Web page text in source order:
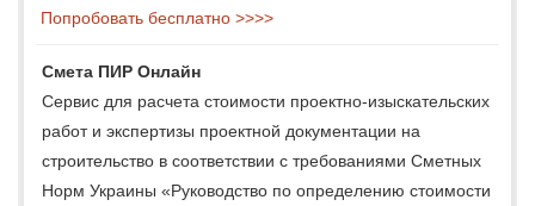
Попробовать бесплатно >>>>
Смета ПИР Онлайн
Сервис для расчета стоимости проектно-изыскательских
работ и экспертизы проектной документации на
строительство в соответствии с требованиями Сметных
Норм Украины «Руководство по определению стоимости